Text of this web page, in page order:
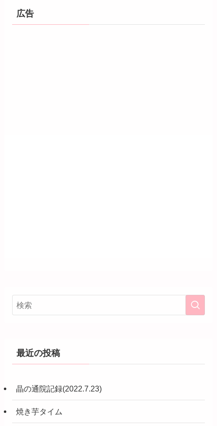
広告
最近の投稿
晶の通院記録(2022.7.23)
焼き芋タイム